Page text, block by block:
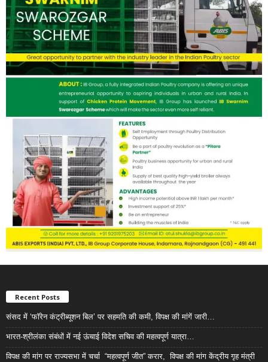
Recent Posts
संसद में ‘फॉरेन कंट्रीब्यूशन बिल’ पर सहमति की कमी, विपक्ष की मांगें जारी…
भारत-श्रीलंका संबंधों में नई ऊंचाई विदेश सचिव की महत्वपूर्ण यात्रा…
विपक्ष की मांग पर राज्यसभा में चर्चा “महत्वपूर्ण जीत” करार, विपक्ष की मांग केंद्रीय गृह मंत्री